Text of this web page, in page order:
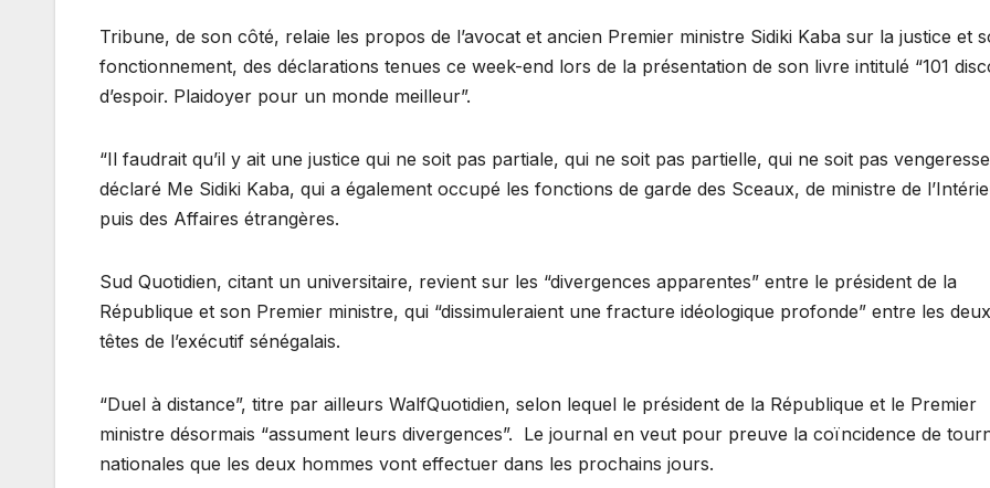
Tribune, de son côté, relaie les propos de l’avocat et ancien Premier ministre Sidiki Kaba sur la justice et
fonctionnement, des déclarations tenues ce week-end lors de la présentation de son livre intitulé “101
d’espoir. Plaidoyer pour un monde meilleur”.
“Il faudrait qu’il y ait une justice qui ne soit pas partiale, qui ne soit pas partielle, qui ne soit pas
déclaré Me Sidiki Kaba, qui a également occupé les fonctions de garde des Sceaux, de ministre de
puis des Affaires étrangères.
Sud Quotidien, citant un universitaire, revient sur les “divergences apparentes” entre le président de la
République et son Premier ministre, qui “dissimuleraient une fracture idéologique profonde” entre les deux
têtes de l’exécutif sénégalais.
“Duel à distance”, titre par ailleurs WalfQuotidien, selon lequel le président de la République et le Premier
ministre désormais “assument leurs divergences”. Le journal en veut pour preuve la coïncidence de
nationales que les deux hommes vont effectuer dans les prochains jours.